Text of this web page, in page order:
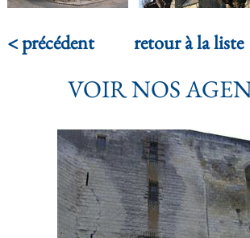
< précédent retour à la liste
VOIR NOS